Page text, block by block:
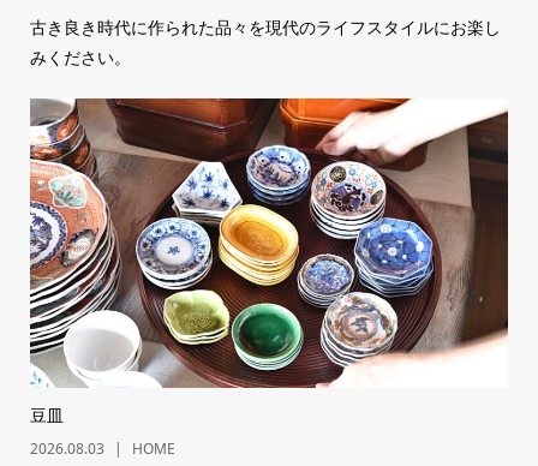
古き良き時代に作られた品々を現代のライフスタイルにお楽し
みください。
豆皿
2026.08.03 HOME